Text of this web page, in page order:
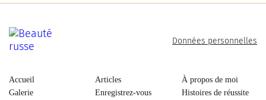
Accueil
Galerie
Articles
Enregistrez-vous
À propos de moi
Histoires de réussite
Données personnelles